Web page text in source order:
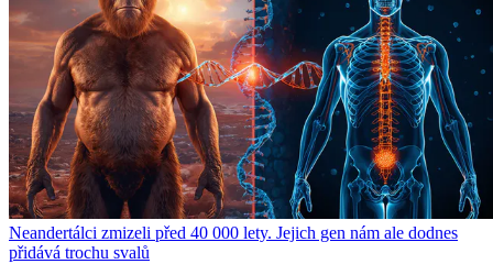
Neandertálci zmizeli před 40 000 lety. Jejich gen nám ale dodnes
přidává trochu svalů